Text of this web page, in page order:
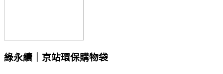
綠永續｜京站環保購物袋